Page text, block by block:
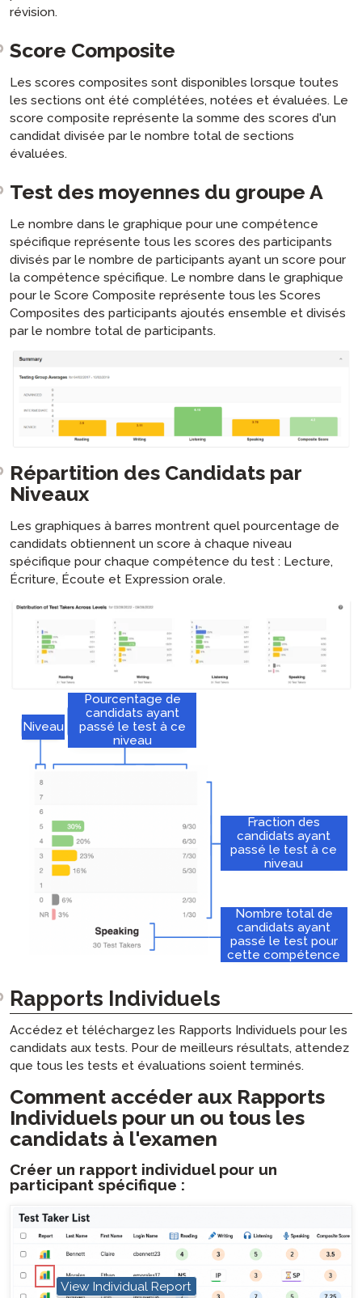
révision.
Score Composite
Les scores composites sont disponibles lorsque toutes
les sections ont été complétées, notées et évaluées. Le
score composite représente la somme des scores d'un
candidat divisée par le nombre total de sections
évaluées.
Test des moyennes du groupe A
Le nombre dans le graphique pour une compétence
spécifique représente tous les scores des participants
divisés par le nombre de participants ayant un score pour
la compétence spécifique. Le nombre dans le graphique
pour le Score Composite représente tous les Scores
Composites des participants ajoutés ensemble et divisés
par le nombre total de participants.
Répartition des Candidats par
Niveaux
Les graphiques à barres montrent quel pourcentage de
candidats obtiennent un score à chaque niveau
spécifique pour chaque compétence du test : Lecture,
Écriture, Écoute et Expression orale.
Niveau
Pourcentage de
candidats ayant
passé le test à ce
niveau
Fraction des
candidats ayant
passé le test à ce
niveau
Nombre total de
candidats ayant
passé le test pour
cette compétence
Rapports Individuels
Accédez et téléchargez les Rapports Individuels pour les
candidats aux tests. Pour de meilleurs résultats, attendez
que tous les tests et évaluations soient terminés.
Comment accéder aux Rapports
Individuels pour un ou tous les
candidats à l'examen
Créer un rapport individuel pour un
participant spécifique :
hotspot
View Individual Report